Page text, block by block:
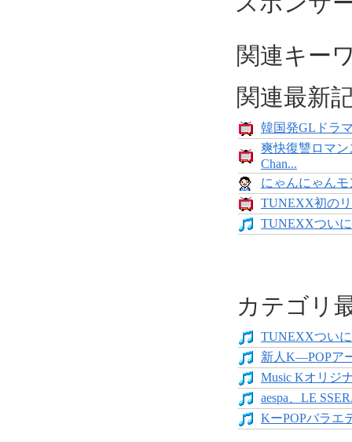
関連キー
関連最新
韓国発GLドラ
爽快復讐ロマ
Chan...
にゃんにゃん
TUNEXX初の
TUNEXXつい
カテゴリ
TUNEXXつい
新人K―POPア
Music Kオリジ
aespa、LE
KーPOPバラエ